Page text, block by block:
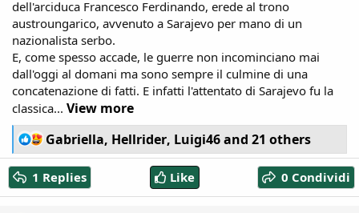
dell'arciduca Francesco Ferdinando, erede al trono
austroungarico, avvenuto a Sarajevo per mano di un
nazionalista serbo.
E, come spesso accade, le guerre non incominciano mai
dall'oggi al domani ma sono sempre il culmine di una
concatenazione di fatti. E infatti l'attentato di Sarajevo fu la
classica... View more
R
e
a
c
t
Gabriella, Hellrider, Luigi46and 21 others
1 Replies Like 0 Condividi